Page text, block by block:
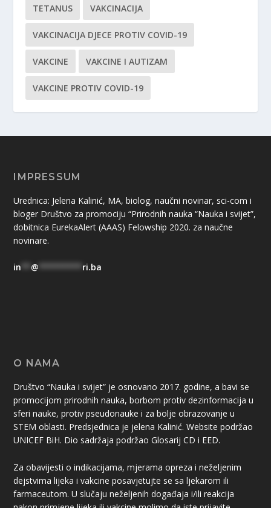
TETANUS VAKCINACIJA
VAKCINACIJA DJECE PROTIV COVID-19
VAKCINE VAKCINE I AUTIZAM
VAKCINE PROTIV COVID-19
IMPRESSUM
Urednica: Jelena Kalinić, MA, biolog, naučni novinar, sci-com i
bloger Društvo za promociju “Prirodnih nauka “Nauka i svijet”,
dobitnica EurekaAlert (AAAS) Felowship 2020. za naučne
novinare.
in ** @ ********* ri.ba
O NAMA
Društvo “Nauka i svijet” je osnovano 2017. godine, a bavi se
promocijom prirodnih nauka, borbom protiv dezinformacija u
sferi nauke, protiv pseudonauke i za bolje obrazovanje u
STEM oblasti. Predsjednica je jelena Kalinić. Website podržao
UNICEF BiH. Dio sadržaja podržao Glosarij CD i EED.
Za obavijesti o indikacijama, mjerama opreza i neželjenim
dejstvima lijeka i vakcine posavjetujte se sa ljekarom ili
farmaceutom. U slučaju neželjenih događaja i/ili reakcija